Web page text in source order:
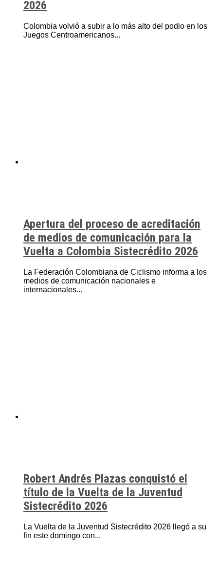
2026
Colombia volvió a subir a lo más alto del podio en los
Juegos Centroamericanos...
Apertura del proceso de acreditación
de medios de comunicación para la
Vuelta a Colombia Sistecrédito 2026
La Federación Colombiana de Ciclismo informa a los
medios de comunicación nacionales e
internacionales...
Robert Andrés Plazas conquistó el
título de la Vuelta de la Juventud
Sistecrédito 2026
La Vuelta de la Juventud Sistecrédito 2026 llegó a su
fin este domingo con...